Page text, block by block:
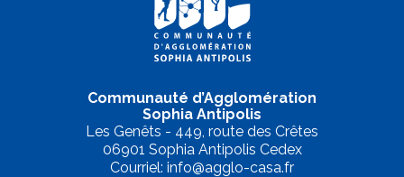
Communauté d’Agglomération
Sophia Antipolis
Les Genêts - 449, route des Crêtes
06901 Sophia Antipolis Cedex
Courriel: info@agglo-casa.fr